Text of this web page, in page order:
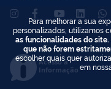
Acesso à
Informação
Para melhorar a sua
personalizados, utilizamos
as funcionalidades do
que não forem
escolher quais quer
em